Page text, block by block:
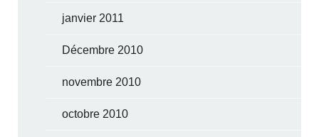
janvier 2011
Décembre 2010
novembre 2010
octobre 2010